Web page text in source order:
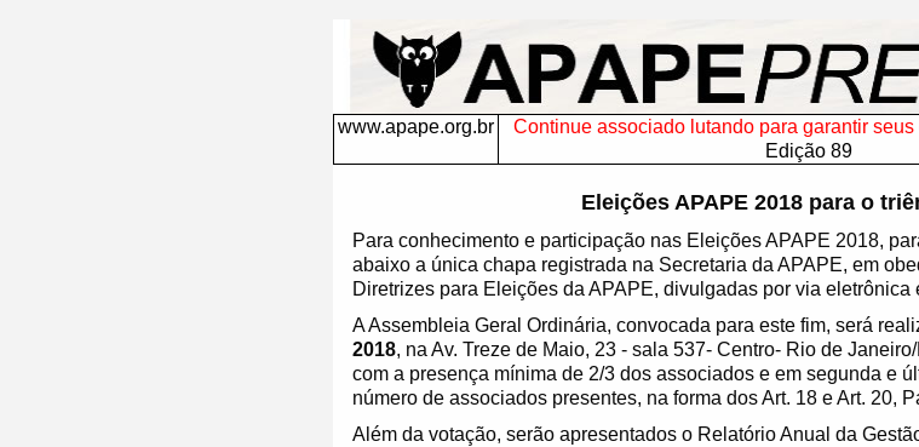
www.apape.org.br
Continue associado lutando para garantir
Edição 89
Eleições APAPE 2018 para o
Para conhecimento e participação nas Eleições APAPE 2018,
abaixo a única chapa registrada na Secretaria da APAPE, em
Diretrizes para Eleições da APAPE, divulgadas por via eletrônica
A Assembleia Geral Ordinária, convocada para este fim, será
2018, na Av. Treze de Maio, 23 - sala 537- Centro- Rio de
com a presença mínima de 2/3 dos associados e em segunda e
número de associados presentes, na forma dos Art. 18 e Art. 20,
Além da votação, serão apresentados o Relatório Anual da